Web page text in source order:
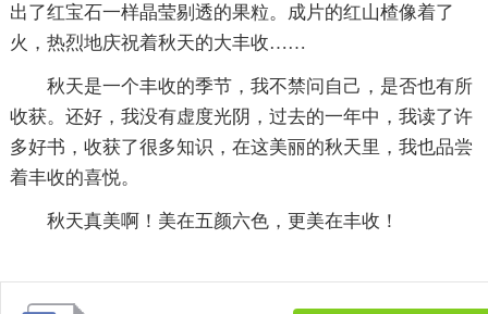
出了红宝石一样晶莹剔透的果粒。成片的红山楂像着了
火，热烈地庆祝着秋天的大丰收……
秋天是一个丰收的季节，我不禁问自己，是否也有所
收获。还好，我没有虚度光阴，过去的一年中，我读了许
多好书，收获了很多知识，在这美丽的秋天里，我也品尝
着丰收的喜悦。
秋天真美啊！美在五颜六色，更美在丰收！